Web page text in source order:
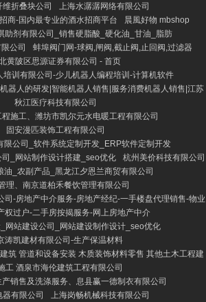
折叠块公司
上海水潺潺网络有限公司
商-国内最专业的酒水招商平台
晨風好物 mbshop
助剂有限公司_销售硬脂酸_硬化油_甘油_脂肪
公司
蚌埠阀门网-球阀,闸阀,截止阀,止回阀,过滤器
黄陂区思源证券有限公司 - 首页
培训有限公司-少儿机器人编程培训-计算机软件
器人的研发|智能机器人销售|服务消费机器人销售|江苏
秋江医疗科技有限公司
施工、潍坊市凯尔元水电暖工程有限公司
固安漫匹装饰工程有限公司
限公司_软件系统定制开发_ERP软件定制开发
_网站制作设计搭建_seo优化
杭州美价科技有限公司
油_农副产品_黑龙江夕恩兰商贸有限公司
理、南京道柏禾餐饮管理有限公司
司-房地产中介服务-房地产经纪-一手楼盘代理销售-物业
权过户-二手房按揭服务-网上房地产中介
网站建设公司_网站建设制作设计_seo优化
涛凯建材有限公司-生产保温材料
筑 管道和设备安装 木质装饰材料零售 其他土木工程建
工 酒泉市海伦建筑工程有限公司
销售及洗涤服务、息县赢一德制衣有限公司
有限公司
上海岗畅机械科技有限公司